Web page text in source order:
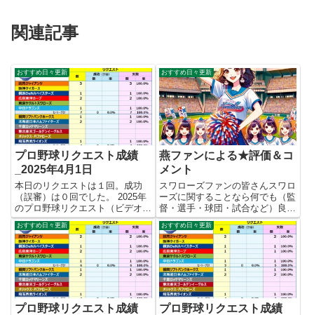
関連記事
おすすめ日々更新
プロ野球リクエスト成績
_2025年4月1日
本日のリクエストは１回。成功
（誤審）は０回でした。 2025年
のプロ野球リクエスト（ビデオ判
定）成績を記録集計しています。
今シーズンのリクエスト成功率は
これで0.0%。リクエスト数11
回、成功0回、失敗11回となりま
した。 【リクエスト結果...
おすすめ日々更新
燕ファンによる★評価＆コ
メント
スワローズファンの皆さんスワロ
ーズに関することなら何でも（監
督・選手・球団・試合など）良い
ので★評価＆コメントをお願いし
ます。登録不要のゲストユーザー
で可能なので気軽にどうぞ！
★評価結果 あなたの★評価＆コ
メント
おすすめ日々更新
プロ野球リクエスト成績
おすすめ日々更新
プロ野球リクエスト成績